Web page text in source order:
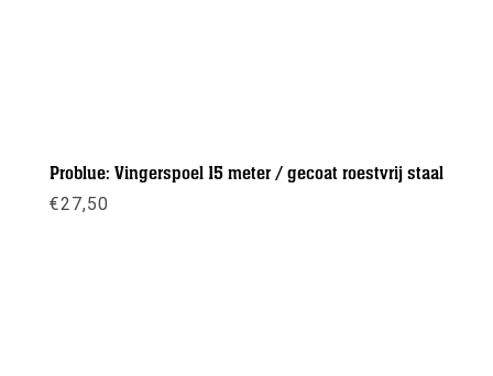
Problue: Vingerspoel 15 meter / gecoat roestvrij staal
€27,50